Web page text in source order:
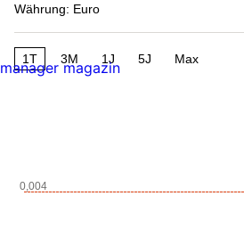
Währung: Euro
1T 3M 1J 5J Max
0,004
manager magazin